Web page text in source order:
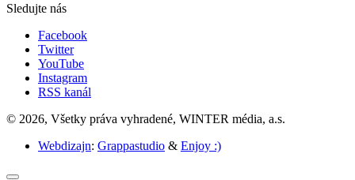
Sledujte nás
Facebook
Twitter
YouTube
Instagram
RSS kanál
© 2026, Všetky práva vyhradené, WINTER média, a.s.
Webdizajn: Grappastudio & Enjoy :)